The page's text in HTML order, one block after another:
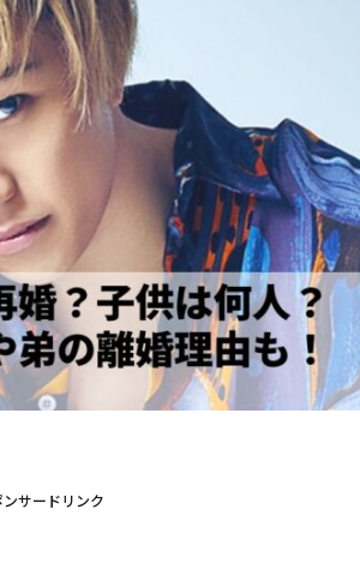
ンサードリンク